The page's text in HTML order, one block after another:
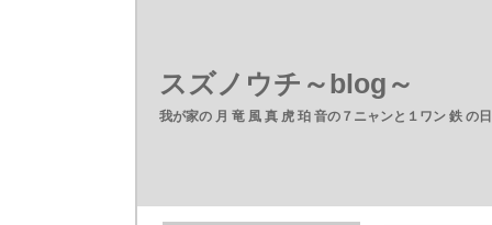
スズノウチ～blog～
我が家の 月 竜 風 真 虎 珀 音の７ニャンと１ワン 鉄 の